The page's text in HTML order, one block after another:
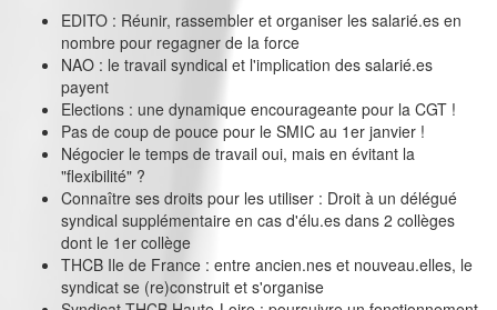
EDITO : Réunir, rassembler et organiser les salarié.es en
nombre pour regagner de la force
NAO : le travail syndical et l'implication des salarié.es
payent
Elections : une dynamique encourageante pour la CGT !
Pas de coup de pouce pour le SMIC au 1er janvier !
Négocier le temps de travail oui, mais en évitant la
"flexibilité" ?
Connaître ses droits pour les utiliser : Droit à un délégué
syndical supplémentaire en cas d'élu.es dans 2 collèges
dont le 1er collège
THCB Ile de France : entre ancien.nes et nouveau.elles, le
syndicat se (re)construit et s'organise